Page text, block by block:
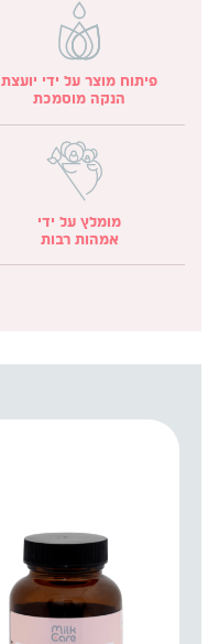
פיתוח מוצר על ידי יועצת
הנקה מוסמכת
מומלץ על ידי
אמהות רבות